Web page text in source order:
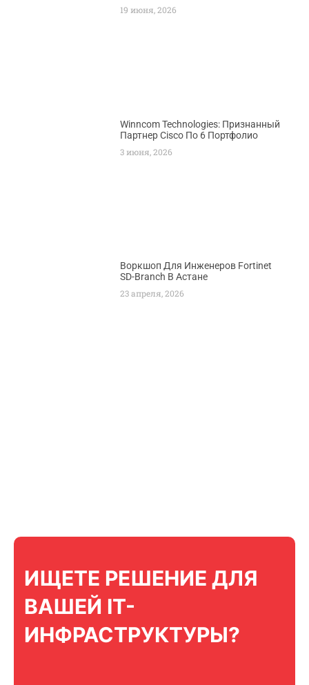
19 июня, 2026
Winncom Technologies: Признанный
Партнер Cisco По 6 Портфолио
3 июня, 2026
Воркшоп Для Инженеров Fortinet
SD-Branch В Астане
23 апреля, 2026
ИЩЕТЕ РЕШЕНИЕ ДЛЯ
ВАШЕЙ IT-
ИНФРАСТРУКТУРЫ?